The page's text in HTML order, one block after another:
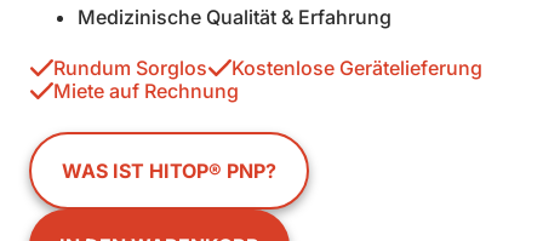
Medizinische Qualität & Erfahrung
Rundum Sorglos
Kostenlose Gerätelieferung
Miete auf Rechnung
WAS IST HITOP® PNP?